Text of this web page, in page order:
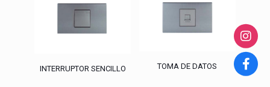
INTERRUPTOR SENCILLO TOMA DE DATOS